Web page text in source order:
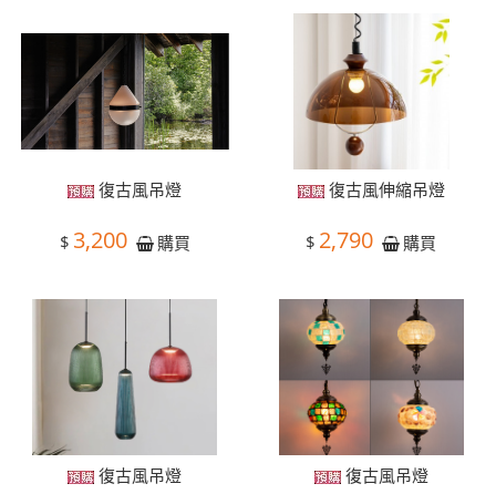
復古風吊燈
$ 3,200 購買
復古風伸縮吊燈
$ 2,790 購買
復古風吊燈 復古風吊燈